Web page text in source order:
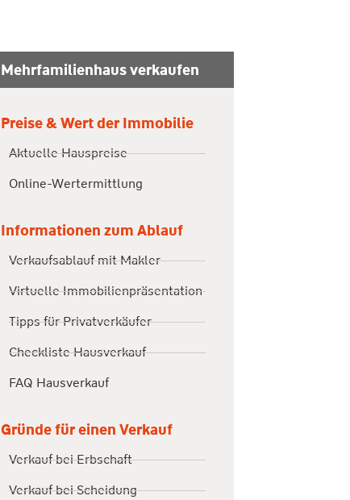
Mehrfamilienhaus verkaufen
Preise & Wert der Immobilie
Aktuelle Hauspreise
Online-Wertermittlung
Informationen zum Ablauf
Verkaufsablauf mit Makler
Virtuelle Immobilienpräsentation
Tipps für Privatverkäufer
Checkliste Hausverkauf
FAQ Hausverkauf
Gründe für einen Verkauf
Verkauf bei Erbschaft
Verkauf bei Scheidung